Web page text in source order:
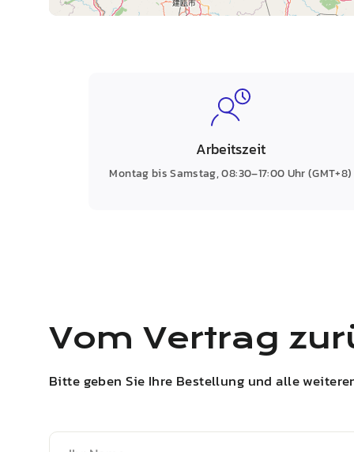
Arbeitszeit
Montag bis Samstag, 08:30–17:00 Uhr (GMT+8)
Vom Vertrag
Bitte geben Sie Ihre Bestellung und alle
Ihr